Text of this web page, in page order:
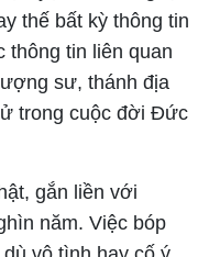
thế bất kỳ thông tin
thông tin liên quan
sư, thánh địa
trong cuộc đời Đức
gắn liền với
năm. Việc bóp